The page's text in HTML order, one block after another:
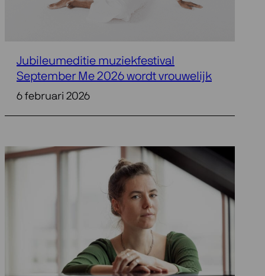
Jubileumeditie muziekfestival
September Me 2026 wordt vrouwelijk
6 februari 2026